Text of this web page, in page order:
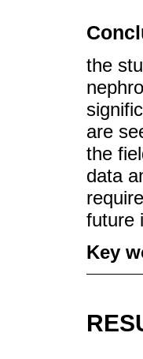
the
are
the
data
future
Key